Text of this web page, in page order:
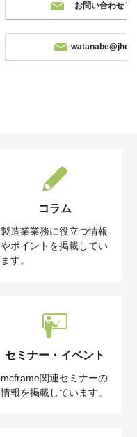
お問い合わせフ
コラム
製造業業務に役立つ情報
やポイントを掲載してい
ます。
セミナー・イベント
mcframe関連セミナーの
情報を掲載しています。